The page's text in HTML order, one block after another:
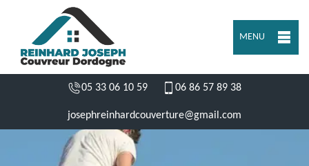
MENU
05 33 06 10 59 06 86 57 89 38
josephreinhardcouverture@gmail.com